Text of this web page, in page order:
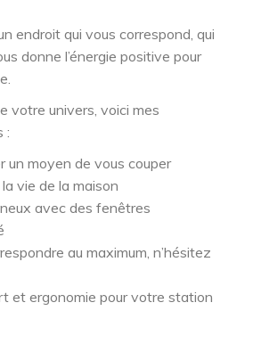
endroit qui vous correspond, qui
donne l’énergie positive pour
votre univers, voici mes
:
un moyen de vous couper
vie de la maison
avec des fenêtres
au maximum, n’hésitez
et ergonomie pour votre station